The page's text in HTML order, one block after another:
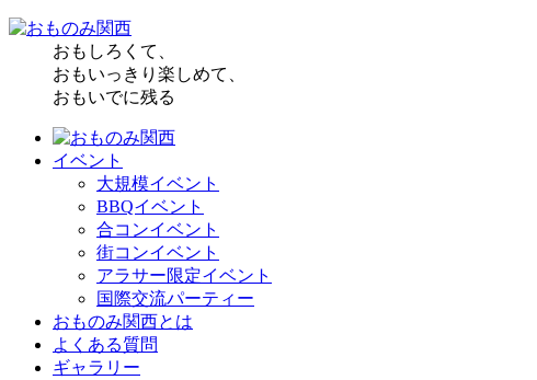
おもしろくて、
おもいっきり楽しめて、
おもいでに残る
イベント
大規模イベント
BBQイベント
合コンイベント
街コンイベント
アラサー限定イベント
国際交流パーティー
おものみ関西とは
よくある質問
ギャラリー